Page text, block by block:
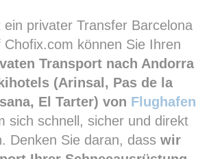
privater Transfer Barcelona
Chofix.com können Sie Ihren
Transport nach Andorra
(Arinsal, Pas de la
El Tarter) von Flughafen
sich schnell, sicher und direkt
Denken Sie daran, dass wir